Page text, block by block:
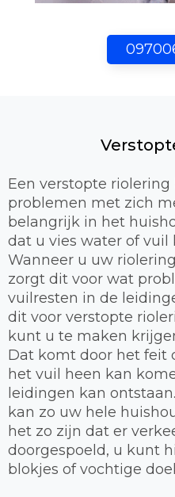
Een verstopte
problemen met zich
belangrijk in het
dat u vies water of vuil
Wanneer u uw
zorgt dit voor wat
vuilresten in de
dit voor verstopte
kunt u te maken
Dat komt door het feit
het vuil heen kan
leidingen kan
kan zo uw hele
het zo zijn dat er
doorgespoeld, u kunt
blokjes of vochtige